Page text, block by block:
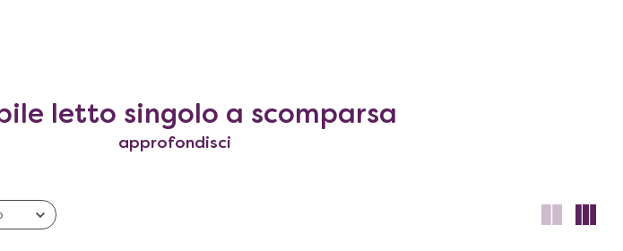
letto singolo a scomparsa
approfondisci